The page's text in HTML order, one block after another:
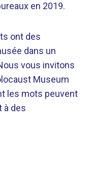
en 2019.
ont des
dans un
vous invitons
Museum
les mots peuvent
à des